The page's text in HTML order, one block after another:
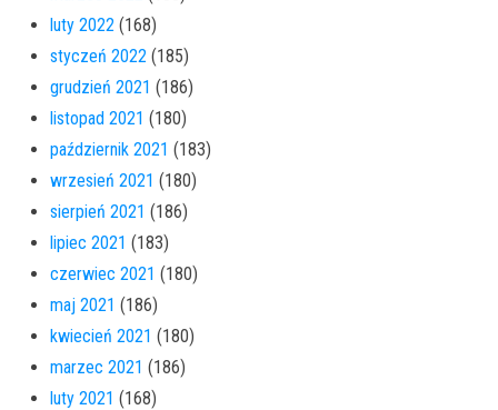
luty 2022 (168)
styczeń 2022 (185)
grudzień 2021 (186)
listopad 2021 (180)
październik 2021 (183)
wrzesień 2021 (180)
sierpień 2021 (186)
lipiec 2021 (183)
czerwiec 2021 (180)
maj 2021 (186)
kwiecień 2021 (180)
marzec 2021 (186)
luty 2021 (168)